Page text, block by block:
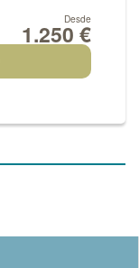
Desde
1.250 €